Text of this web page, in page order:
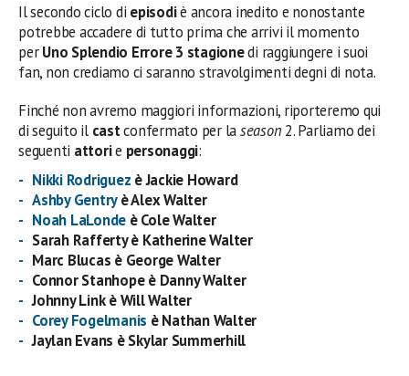
Il secondo ciclo di episodiè ancora inedito e nonostante
potrebbe accadere di tutto prima che arrivi il momento
perUno Splendio Errore 3 stagionedi raggiungere i suoi
fan, non crediamo ci saranno stravolgimenti degni di nota.
Finché non avremo maggiori informazioni, riporteremo qui
di seguito il castconfermato per laseason2. Parliamo dei
seguenti attorie personaggi:
Nikki Rodriguez è Jackie Howard
Ashby Gentryè Alex Walter
Noah LaLonde è Cole Walter
Sarah Rafferty è Katherine Walter
Marc Blucas è George Walter
Connor Stanhope è Danny Walter
Johnny Link è Will Walter
Corey Fogelmanis è Nathan Walter
Jaylan Evans è Skylar Summerhill